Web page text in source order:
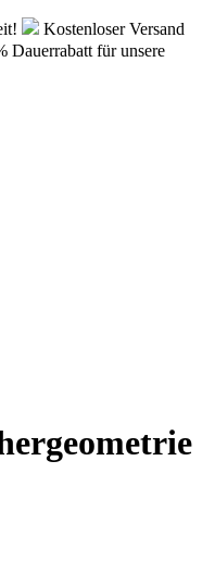
Kostenloser Versand
Dauerrabatt für unsere